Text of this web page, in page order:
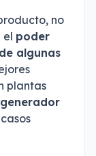
no
el poder
algunas
plantas